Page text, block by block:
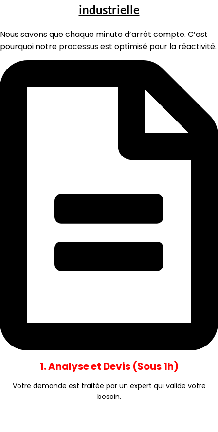
industrielle
Nous savons que chaque minute d’arrêt compte. C’est
pourquoi notre processus est optimisé pour la réactivité.
1. Analyse et Devis (Sous 1h)
Votre demande est traitée par un expert qui valide votre
besoin.